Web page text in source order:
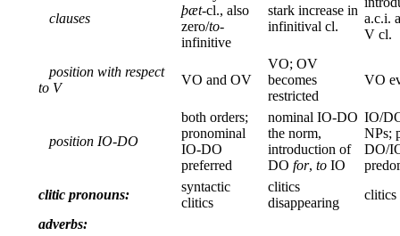
clauses
þæt-cl., also
zero/to-
infinitive
stark increase in
infinitival cl.
a.c.i.
V cl.
position with respect
to V
VO and OV
VO; OV
becomes
restricted
VO
position IO-DO
both orders;
pronominal
IO-DO
preferred
nominal IO-DO
the norm,
introduction of
DO for, to IO
IO/
NPs;
DO/
clitic pronouns:
syntactic
clitics
clitics
disappearing
clitics
adverbs: